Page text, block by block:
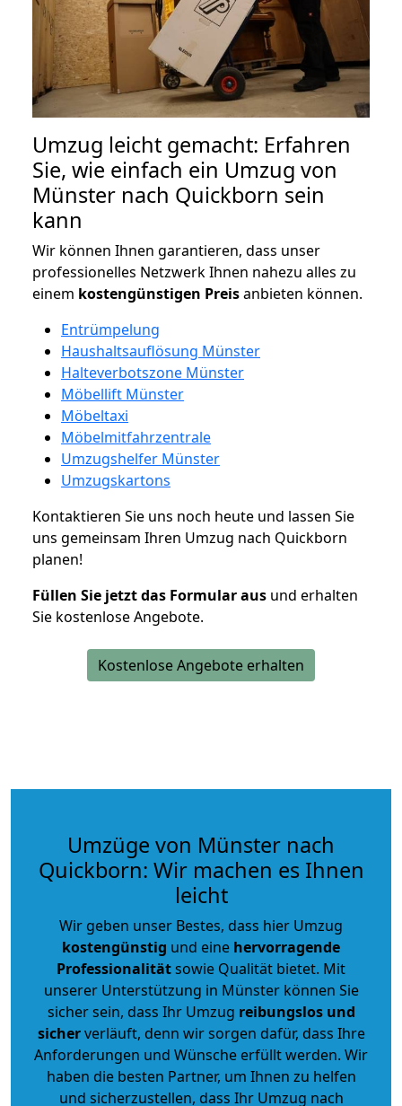
Umzug leicht gemacht: Erfahren
Sie, wie einfach ein Umzug von
Münster nach Quickborn sein
kann
Wir können Ihnen garantieren, dass unser
professionelles Netzwerk Ihnen nahezu alles zu
einem kostengünstigen Preisanbieten können.
Entrümpelung
Haushaltsauflösung Münster
Halteverbotszone Münster
Möbellift Münster
Möbeltaxi
Möbelmitfahrzentrale
Umzugshelfer Münster
Umzugskartons
Kontaktieren Sie uns noch heute und lassen Sie
uns gemeinsam Ihren Umzug nach Quickborn
planen!
Füllen Sie jetzt das Formular aus und erhalten
Sie kostenlose Angebote.
Kostenlose Angebote erhalten
Umzüge von Münster nach
Quickborn: Wir machen es Ihnen
leicht
Wir geben unser Bestes, dass hier Umzug
kostengünstig und eine hervorragende
Professionalitätsowie Qualität bietet. Mit
unserer Unterstützung in Münster können Sie
sicher sein, dass Ihr Umzug reibungslos und
sicherverläuft, denn wir sorgen dafür, dass Ihre
Anforderungen und Wünsche erfüllt werden. Wir
haben die besten Partner, um Ihnen zu helfen
und sicherzustellen, dass Ihr Umzug nach